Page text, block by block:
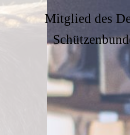
Mitglied des